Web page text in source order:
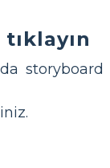
storyboard